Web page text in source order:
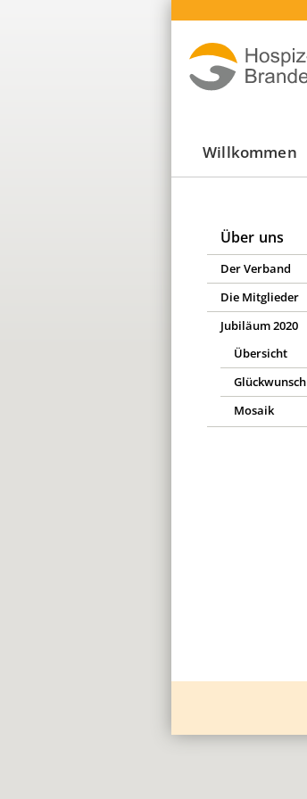
Navigation
überspringen
Willkommen
Über uns
Navigation
überspringen
Der Verband
Die Mitglieder
Jubiläum 2020
Übersicht
Glückwunsch
Mosaik